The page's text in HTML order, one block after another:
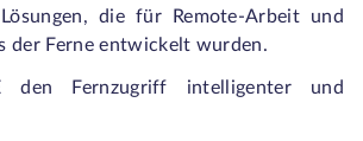
Lösungen, die für Remote-Arbeit und
der Ferne entwickelt wurden.
den Fernzugriff intelligenter und